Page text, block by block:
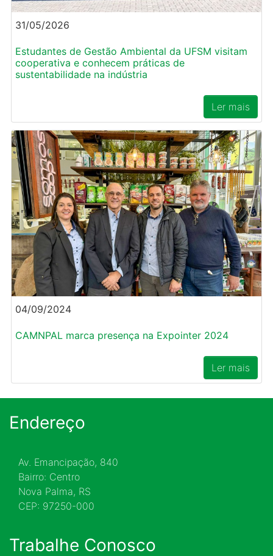
31/05/2026
Estudantes de Gestão Ambiental da UFSM visitam
cooperativa e conhecem práticas de
sustentabilidade na indústria
Ler mais
04/09/2024
CAMNPAL marca presença na Expointer 2024
Ler mais
Endereço
Av. Emancipação, 840
Bairro: Centro
Nova Palma, RS
CEP: 97250-000
Trabalhe Conosco